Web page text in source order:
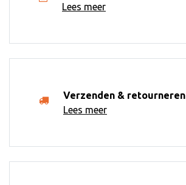
Lees meer
Verzenden & retourneren
Lees meer